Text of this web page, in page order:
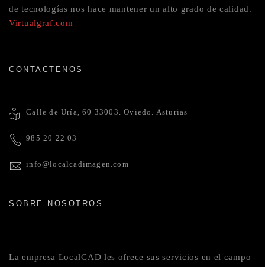
de tecnologías nos hace mantener un alto grado de calidad.
Virtualgraf.com
CONTACTENOS
Calle de Uría, 60 33003. Oviedo. Asturias
985 20 22 03
info@localcadimagen.com
SOBRE NOSOTROS
La empresa LocalCAD les ofrece sus servicios en el campo